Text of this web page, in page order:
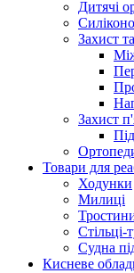
Дитячі
Захист
Захист
Товари для
Ходунки
Милиці
Стільці-
Судна
Кисневе